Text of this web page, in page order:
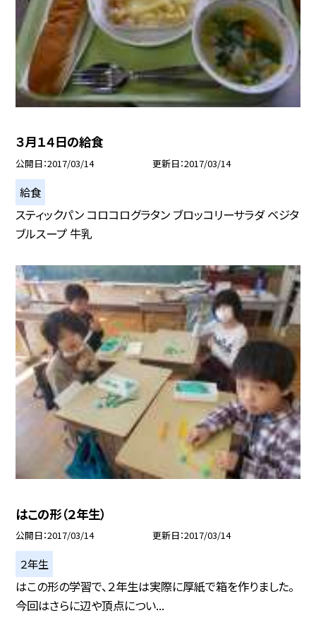
３月１４日の給食
公開日 2017/03/14 更新日 2017/03/14
給食
スティックパン コロコログラタン ブロッコリーサラダ ベジタ
ブルスープ 牛乳
はこの形（２年生）
公開日 2017/03/14 更新日 2017/03/14
２年生
はこの形の学習で、２年生は実際に厚紙で箱を作りました。
今回はさらに辺や頂点につい...